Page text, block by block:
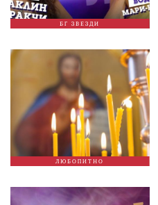
БГ ЗВЕЗДИ
ЛЮБОПИТНО